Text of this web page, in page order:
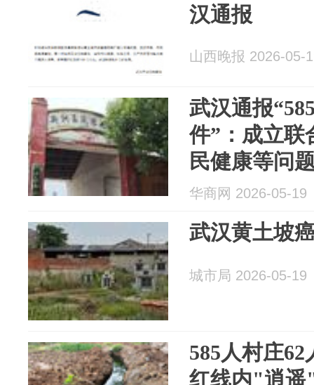
汉通报
山西晚报 2026-05-
武汉通报
件”：成立联
民健康等问
华商网 2026-05-19
武汉黄土坡
城市局 2026-05-19
585人村庄
红线内"逍遥